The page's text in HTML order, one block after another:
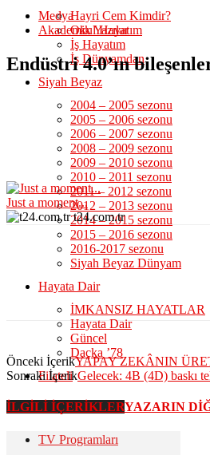
Hayri Cem Kimdir?
Okul Hayatım
İş Hayatım
İş Dünyamdan
Siyah Beyaz
2004 – 2005 sezonu
2005 – 2006 sezonu
2006 – 2007 sezonu
2008 – 2009 sezonu
2009 – 2010 sezonu
2010 – 2011 sezonu
2011 – 2012 sezonu
2012 – 2013 sezonu
2014 – 2015 sezonu
2015 – 2016 sezonu
2016-2017 sezonu
Siyah Beyaz Dünyam
Hayata Dair
İMKANSIZ HAYATLAR
Hayata Dair
Güncel
Daçka ’78
Filateli
Kitaplar
TV Programları
Medya
Akademik Yazılar
Endüstri 4.0’ın
Just a moment...
t24.com.tr
Önceki İçerikYAPAY ZEKÂNIN
Sonraki İçerikGelecek: 4B (4D) baskı
İLGİLİ İÇERİKLERYAZARIN